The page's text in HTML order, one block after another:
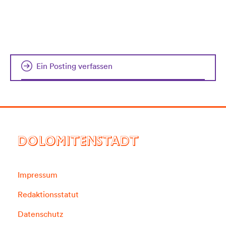
Ein Posting verfassen
DOLOMITENSTADT
Impressum
Redaktionsstatut
Datenschutz